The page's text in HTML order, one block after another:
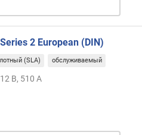
2 European (DIN)
(SLA) обслуживаемый
В, 510 А